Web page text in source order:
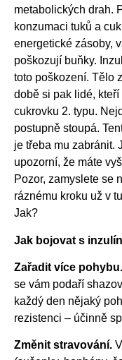
metabolických drah.
konzumaci tuků a
energetické zásoby,
poškozují buňky.
toto poškození. Tělo
době si pak lidé,
cukrovku 2. typu.
postupně stoupá.
je třeba mu zabránit.
upozorní, že máte
Pozor, zamyslete se
ráznému kroku už v
Jak?
Jak bojovat s
Zařadit více pohybu.
se vám podaří
každý den nějaký
rezistenci – účinně
Změnit stravování.